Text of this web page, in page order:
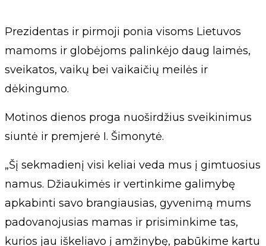
Prezidentas ir pirmoji ponia visoms Lietuvos
mamoms ir globėjoms palinkėjo daug laimės,
sveikatos, vaikų bei vaikaičių meilės ir
dėkingumo.
Motinos dienos proga nuoširdžius sveikinimus
siuntė ir premjerė I. Šimonytė.
„Šį sekmadienį visi keliai veda mus į gimtuosius
namus. Džiaukimės ir vertinkime galimybę
apkabinti savo brangiausias, gyvenimą mums
padovanojusias mamas ir prisiminkime tas,
kurios jau iškeliavo į amžinybę, pabūkime kartu